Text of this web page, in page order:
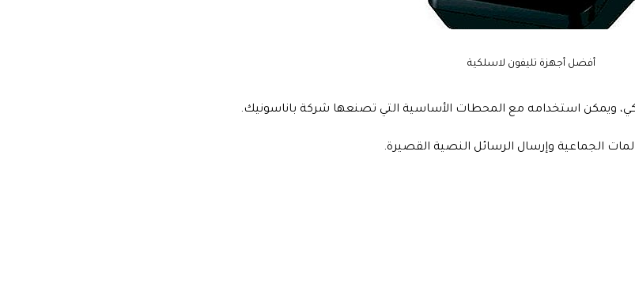
أفضل أجهزة تليفون لاسلكية
ويمكن استخدامه مع المحطات الأساسية التي تصنعها شركة باناسونيك.
الجماعية وإرسال الرسائل النصية القصيرة.